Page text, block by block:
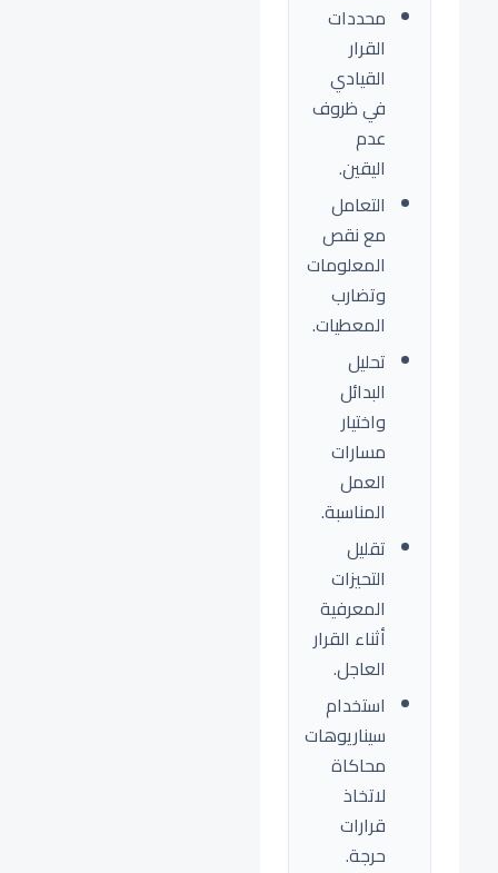
محددات
القرار
القيادي
في ظروف
عدم
اليقين.
التعامل
مع نقص
المعلومات
وتضارب
المعطيات.
تحليل
البدائل
واختيار
مسارات
العمل
المناسبة.
تقليل
التحيزات
المعرفية
أثناء القرار
العاجل.
استخدام
سيناريوهات
محاكاة
لاتخاذ
قرارات
حرجة.